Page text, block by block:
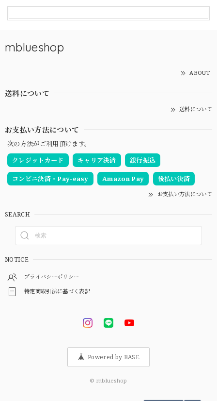
mblueshop
ABOUT
送料について
送料について
お支払い方法について
次の方法がご利用頂けます。
クレジットカード
キャリア決済 銀行振込
コンビニ決済・Pay-easy Amazon Pay 後払い決済
お支払い方法について
SEARCH
NOTICE
プライバシーポリシー
特定商取引法に基づく表記
Powered by BASE
© mblueshop